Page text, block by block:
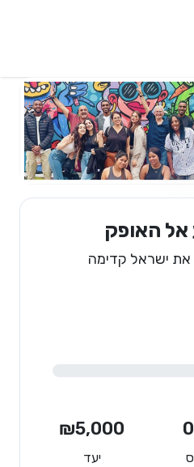
האופק
את ישראל קדימה
₪5,000
יעד